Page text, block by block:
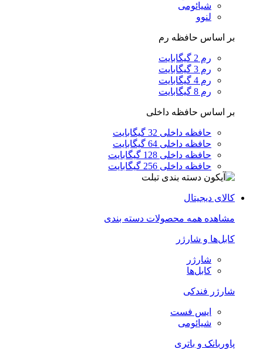
شیائومی
لنوو
بر اساس حافظه رم
رم 2 گیگابایت
رم 3 گیگابایت
رم 4 گیگابایت
رم 8 گیگابایت
بر اساس حافظه داخلی
حافظه داخلی 32 گیگابایت
حافظه داخلی 64 گیگابایت
حافظه داخلی 128 گیگابایت
حافظه داخلی 256 گیگابایت
کالای دیجیتال
مشاهده همه محصولات دسته بندی
کابل‌ها و شارژر
شارژر
کابل‌ها
شارژر فندکی
ایس فست
شیائومی
پاوربانک و باتری